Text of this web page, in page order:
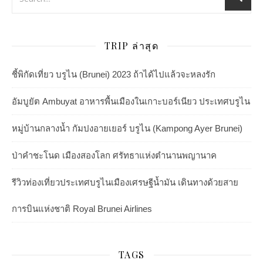
TRIP ล่าสุด
ชี้พิกัดเที่ยว บรูไน (Brunei) 2023 ถ้าได้ไปแล้วจะหลงรัก
อัมบูยัต Ambuyat อาหารพื้นเมืองในเกาะบอร์เนียว ประเทศบรูไน
หมู่บ้านกลางน้ำ กัมปงอายเยอร์ บรูไน (Kampong Ayer Brunei)
ป่าคำชะโนด เมืองสองโลก ศรัทธาแห่งตำนานพญานาค
รีวิวท่องเที่ยวประเทศบรูไนเมืองเศรษฐีน้ำมัน เดินทางด้วยสาย
การบินแห่งชาติ Royal Brunei Airlines
TAGS